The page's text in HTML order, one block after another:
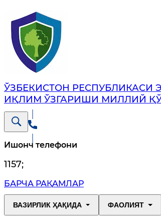
ЎЗБЕКИСТОН РЕСПУБЛИКАСИ
ИҚЛИМ ЎЗГАРИШИ МИЛЛИЙ
Ишонч телефони
1157;
БАРЧА РАҚАМЛАР
ВАЗИРЛИК ҲАҚИДА ФАОЛИЯТ